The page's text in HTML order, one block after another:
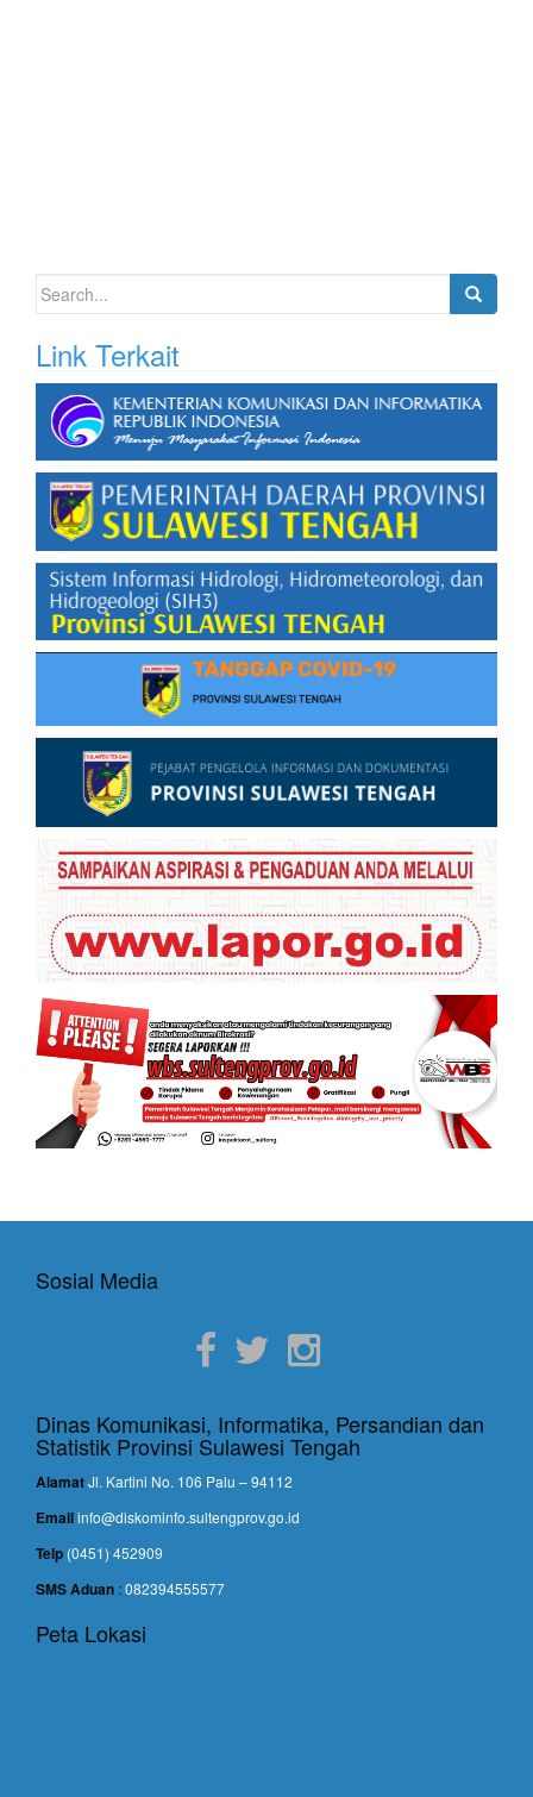
Search
Link Terkait
Sosial Media
Dinas Komunikasi, Informatika, Persandian dan
Statistik Provinsi Sulawesi Tengah
AlamatJl. Kartini No. 106 Palu – 94112
Emailinfo@diskominfo.sultengprov.go.id
Telp (0451) 452909
SMS Aduan :082394555577
Peta Lokasi